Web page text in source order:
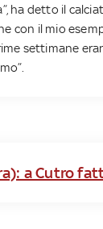
ha detto il
con il mio
settimane
a Cutro